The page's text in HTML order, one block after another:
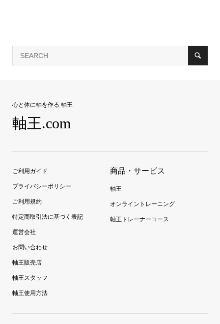
心と体に軸を作る 軸王
軸王.com
ご利用ガイド
プライバシーポリシー
ご利用規約
特定商取引法に基づく表記
運営会社
お問い合わせ
軸王販売店
軸王スタッフ
軸王使用方法
商品・サービス
軸王
オンライントレーニング
軸王トレーナーコース